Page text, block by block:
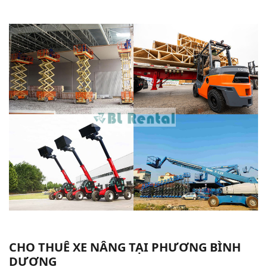
CHO THUÊ XE NÂNG TẠI PHƯƠNG BÌNH
DƯƠNG